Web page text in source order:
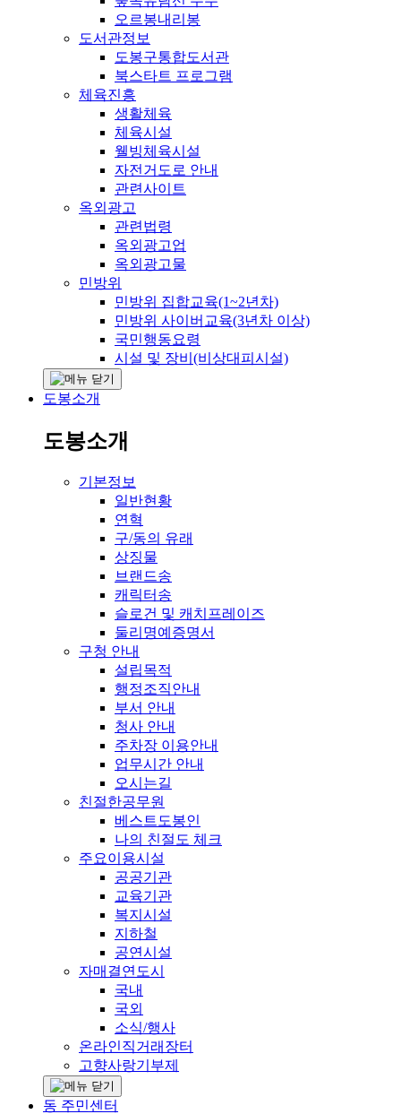
오르봉내리봉
도서관정보
도봉구통합도서관
북스타트 프로그램
체육진흥
생활체육
체육시설
웰빙체육시설
자전거도로 안내
관련사이트
옥외광고
관련법령
옥외광고업
옥외광고물
민방위
민방위 집합교육(1~2년차)
민방위 사이버교육(3년차 이상)
국민행동요령
시설 및 장비(비상대피시설)
도봉소개
도봉소개
기본정보
일반현황
연혁
구/동의 유래
상징물
브랜드송
캐릭터송
슬로건 및 캐치프레이즈
둘리명예증명서
구청 안내
설립목적
행정조직안내
부서 안내
청사 안내
주차장 이용안내
업무시간 안내
오시는길
친절한공무원
베스트도봉인
나의 친절도 체크
주요이용시설
공공기관
교육기관
복지시설
지하철
공연시설
자매결연도시
국내
국외
소식/행사
온라인직거래장터
고향사랑기부제
동 주민센터